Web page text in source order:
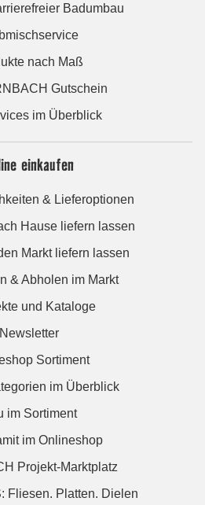
Badumbau
nach Maß
Gutschein
im Überblick
einkaufen
& Lieferoptionen
Hause liefern lassen
Markt liefern lassen
& Abholen im Markt
und Kataloge
Newsletter
Sortiment
im Überblick
im Sortiment
im Onlineshop
Projekt-Marktplatz
Fliesen. Platten. Dielen